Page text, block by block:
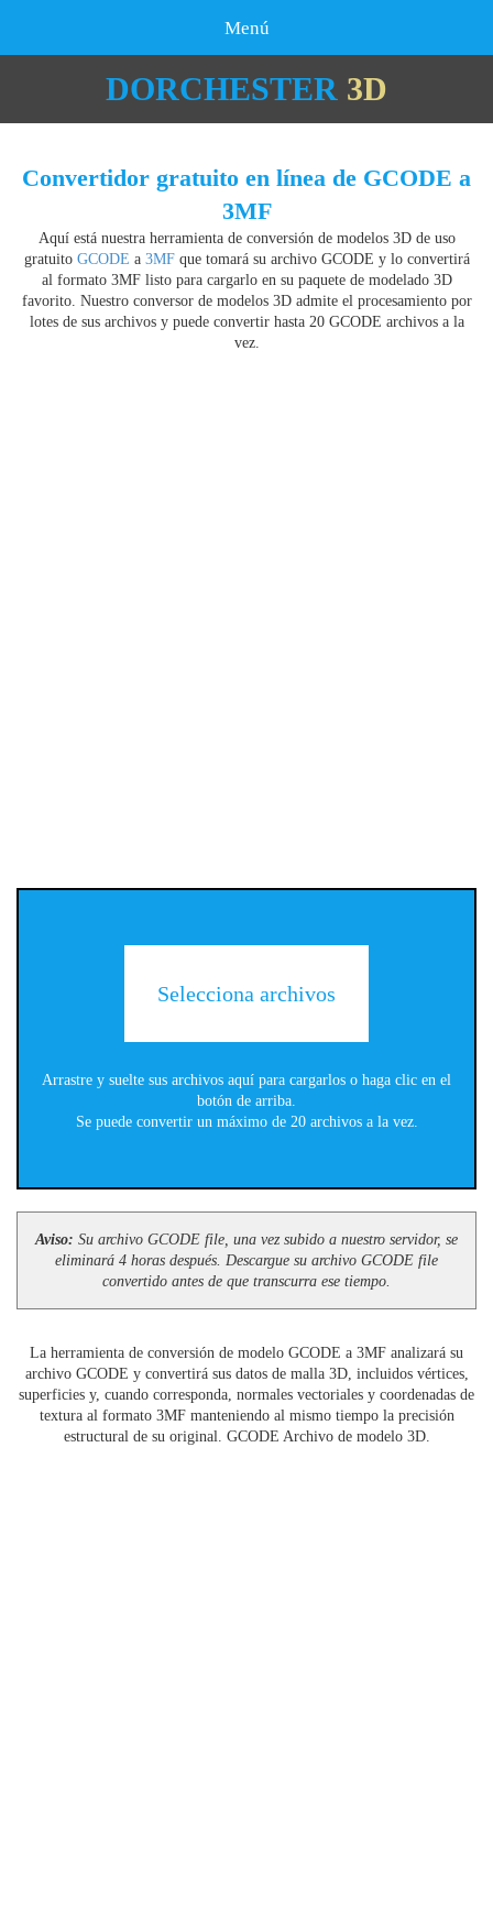
Menú
DORCHESTER 3D
Convertidor gratuito en línea de GCODE a
3MF
Aquí está nuestra herramienta de conversión de modelos 3D de uso
gratuito GCODE a 3MFque tomará su archivo GCODE y lo convertirá
al formato 3MF listo para cargarlo en su paquete de modelado 3D
favorito. Nuestro conversor de modelos 3D admite el procesamiento por
lotes de sus archivos y puede convertir hasta 20 GCODE archivos a la
vez.
Selecciona archivos
Arrastre y suelte sus archivos aquí para cargarlos o haga clic en el
botón de arriba.
Se puede convertir un máximo de 20 archivos a la vez.
Aviso: Su archivo GCODE file, una vez subido a nuestro servidor, se
eliminará 4 horas después. Descargue su archivo GCODE file
convertido antes de que transcurra ese tiempo.
La herramienta de conversión de modelo GCODE a 3MF analizará su
archivo GCODE y convertirá sus datos de malla 3D, incluidos vértices,
superficies y, cuando corresponda, normales vectoriales y coordenadas de
textura al formato 3MF manteniendo al mismo tiempo la precisión
estructural de su original. GCODE Archivo de modelo 3D.